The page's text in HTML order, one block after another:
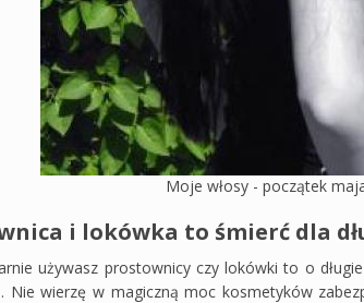
Moje włosy - początek
i lokówka to śmierć dla
używasz prostownicy czy lokówki to o
Nie wierzę w magiczną moc kosmetyków